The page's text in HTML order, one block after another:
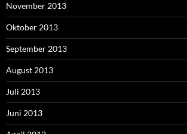
November 2013
Oktober 2013
September 2013
August 2013
Juli 2013
Juni 2013